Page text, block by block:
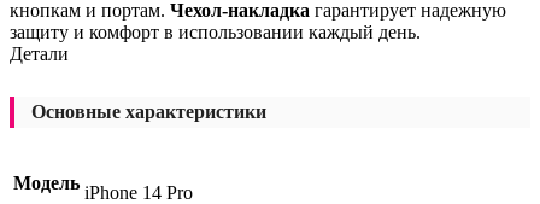
кнопкам и портам. Чехол-накладка гарантирует надежную
защиту и комфорт в использовании каждый день.
Детали
Основные характеристики
Модель iPhone 14 Pro